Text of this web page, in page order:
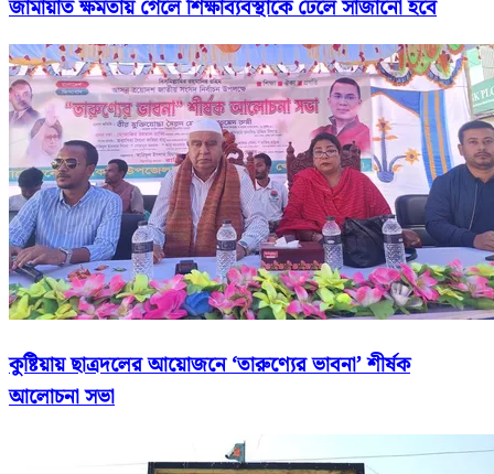
জামায়াত ক্ষমতায় গেলে শিক্ষাব্যবস্থাকে ঢেলে সাজানো হবে
কুষ্টিয়ায় ছাত্রদলের আয়োজনে ‘তারুণ্যের ভাবনা’ শীর্ষক
আলোচনা সভা